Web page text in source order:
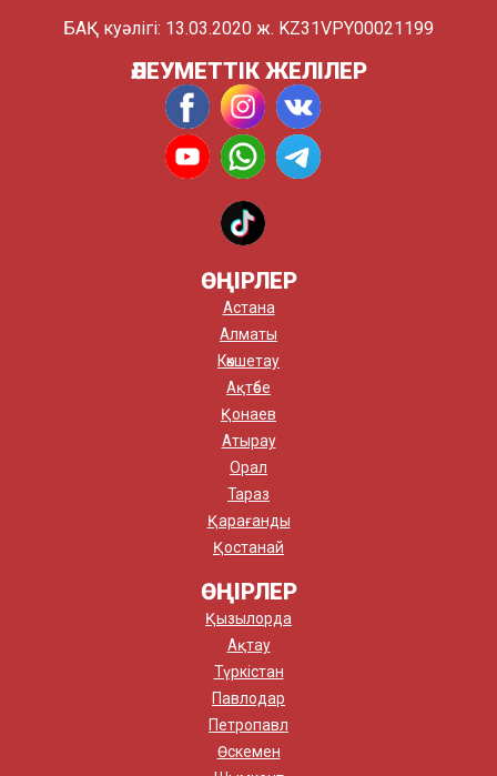
БАҚ куәлігі: 13.03.2020 ж. KZ31VPY00021199
ӘЛЕУМЕТТІК ЖЕЛІЛЕР
ӨҢІРЛЕР
Астана
Алматы
Көкшетау
Ақтөбе
Қонаев
Атырау
Орал
Тараз
Қарағанды
Қостанай
ӨҢІРЛЕР
Қызылорда
Ақтау
Түркістан
Павлодар
Петропавл
Өскемен